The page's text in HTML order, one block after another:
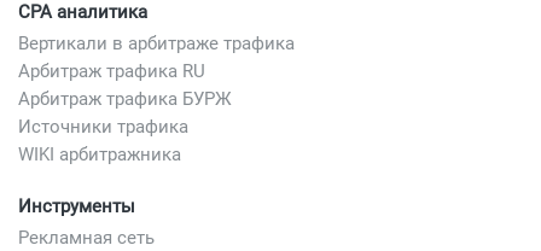
CPA аналитика
Вертикали в арбитраже трафика
Арбитраж трафика RU
Арбитраж трафика БУРЖ
Источники трафика
WIKI арбитражника
Инструменты
Рекламная сеть